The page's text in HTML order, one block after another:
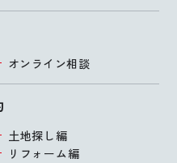
オンライン相談
土地探し編
リフォーム編